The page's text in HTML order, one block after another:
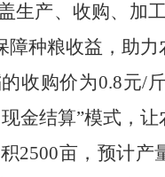
生产、收购、加
种粮收益，助力
收购价为0.8元/
金结算”模式，让
2500亩，预计产